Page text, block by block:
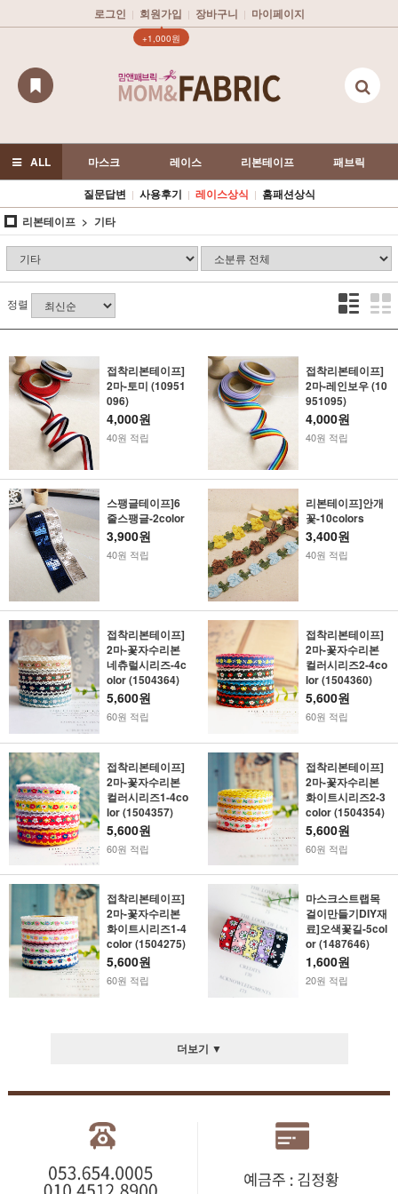
로그인 | 회원가입 |
▲
+1,000원
장바구니 | 마이페이지
ALL 마스크 레이스 리본테이프
패브릭
질문답변 | 사용후기 | 레이스상식 | 홈패션상식
리본테이프
기타
정렬
접착리본테이프]
2마-토미 (10951
096)
4,000원
40원 적립
접착리본테이프]
2마-레인보우 (10
951095)
4,000원
40원 적립
스팽글테이프]6
줄스팽글-2color
3,900원
40원 적립
리본테이프]안개
꽃-10colors
3,400원
40원 적립
접착리본테이프]
2마-꽃자수리본
네츄럴시리즈-4c
olor (1504364)
5,600원
60원 적립
접착리본테이프]
2마-꽃자수리본
컬러시리즈2-4co
lor (1504360)
5,600원
60원 적립
접착리본테이프]
2마-꽃자수리본
컬러시리즈1-4co
lor (1504357)
5,600원
60원 적립
접착리본테이프]
2마-꽃자수리본
화이트시리즈2-3
color (1504354)
5,600원
60원 적립
접착리본테이프]
2마-꽃자수리본
화이트시리즈1-4
color (1504275)
5,600원
60원 적립
마스크스트랩목
걸이만들기DIY재
료]오색꽃길-5col
or (1487646)
1,600원
20원 적립
더보기 ▼